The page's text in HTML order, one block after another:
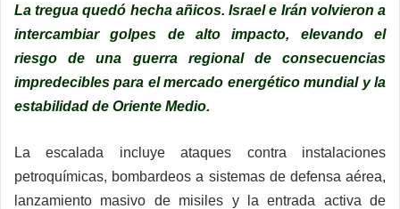
La tregua quedó hecha añicos. Israel e Irán volvieron a
intercambiar golpes de alto impacto, elevando el
riesgo de una guerra regional de consecuencias
impredecibles para el mercado energético mundial y la
estabilidad de Oriente Medio.
La escalada incluye ataques contra instalaciones
petroquímicas, bombardeos a sistemas de defensa aérea,
lanzamiento masivo de misiles y la entrada activa de